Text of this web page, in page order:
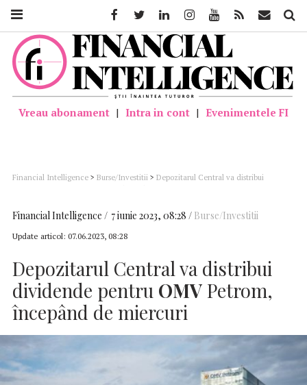
Vreau abonament | Intra in cont | Evenimentele FI
Financial Intelligence > Burse/Investitii > Depozitarul Central va distribui
Financial Intelligence 7 iunie 2023, 08:28 Burse/Investitii
Update articol: 07.06.2023, 08:28
Depozitarul Central va distribui
dividende pentru OMV Petrom,
începând de miercuri
FacebookTwitter LinkedinInstagramYoutube Feed Mail